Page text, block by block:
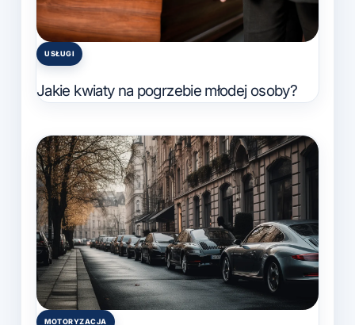
Posted
USŁUGI
Jakie kwiaty na pogrzebie młodej osoby?
MOTORYZACJA